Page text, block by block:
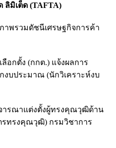
ลิมิเต็ด (TAFTA)
พรวมดัชนีเศรษฐกิจการค้า
อกตั้ง (กกต.) แจ้งผลการ
บประมาณ (นักวิเคราะห์งบ
ารณาแต่งตั้งผู้ทรงคุณวุฒิด้าน
รทรงคุณวุฒิ) กรมวิชาการ